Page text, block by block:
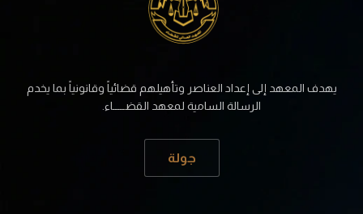
يهدف المعهد إلى إعداد العناصر وتأهيلهم قضائياً وقانونياً بما يخدم
الرسالة السامية لمعهد القضـــــاء.
جولة